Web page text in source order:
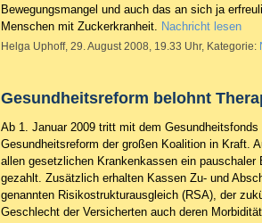
Bewegungsmangel und auch das an sich ja
Menschen mit Zuckerkranheit. Nachricht lesen
Helga Uphoff, 29. August 2008, 19.33 Uhr, Kategorie:
Gesundheitsreform belohnt
Ab 1. Januar 2009 tritt mit dem
Gesundheitsreform der großen Koalition in Kraft.
allen gesetzlichen Krankenkassen ein pauschaler
gezahlt. Zusätzlich erhalten Kassen Zu- und
genannten Risikostrukturausgleich (RSA), der
Geschlecht der Versicherten auch deren